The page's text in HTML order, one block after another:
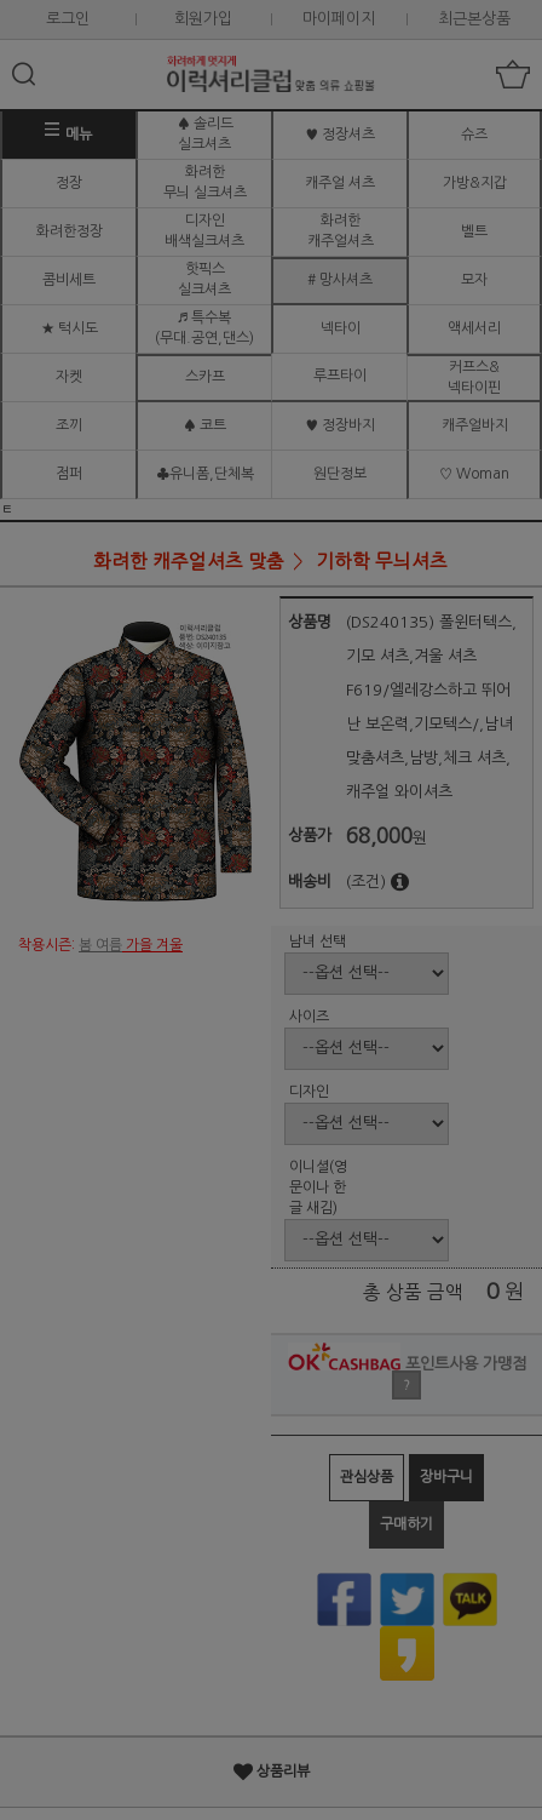
로그인 회원가입 마이페이지 최근본상품
메뉴
♠ 솔리드
실크셔츠
♥ 정장셔츠 슈즈
정장
화려한
무늬 실크셔츠
캐주얼 셔츠 가방&지갑
화려한정장
디자인
배색실크셔츠
화려한
캐주얼셔츠
벨트
콤비세트
핫픽스
실크셔츠
# 망사셔츠 모자
★ 턱시도
♬ 특수복
(무대.공연,댄스)
넥타이 액세서리
자켓 스카프 루프타이
커프스&
넥타이핀
조끼 ♠ 코트 ♥ 정장바지 캐주얼바지
점퍼 ♣유니폼,단체복 원단정보 ♡ Woman
ㅌ
화려한 캐주얼셔츠 맞춤 기하학 무늬셔츠
착용시즌: 봄 여름 가을 겨울
상품명 (DS240135) 폴윈터텍스,
기모 셔츠,겨울 셔츠
F619/엘레강스하고 뛰어
난 보온력,기모텍스/,남녀
맞춤셔츠,남방,체크 셔츠,
캐주얼 와이셔츠
상품가 68,000원
배송비 (조건)
남녀 선택
사이즈
디자인
이니셜(영
문이나 한
글 새김)
총 상품 금액 0 원
포인트사용 가맹점
?
관심상품 장바구니
구매하기
상품리뷰